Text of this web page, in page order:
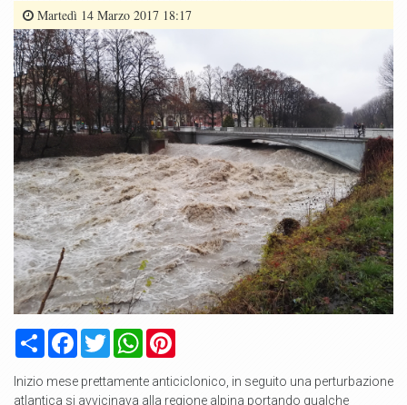
Martedì 14 Marzo 2017 18:17
CondividiFacebook
TwitterWhatsApp
Inizio mese prettamente anticiclonico, in seguito una perturbazione
atlantica si avvicinava alla regione alpina portando qualche